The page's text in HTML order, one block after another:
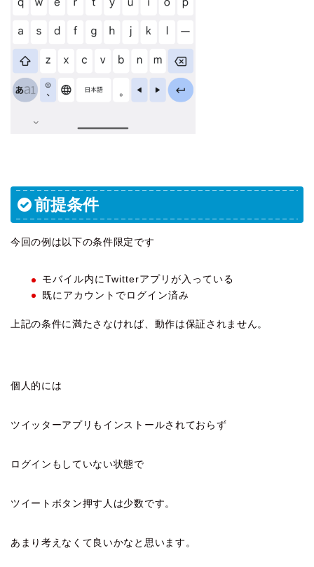
前提条件
今回の例は以下の条件限定です
モバイル内にTwitterアプリが入っている
既にアカウントでログイン済み
上記の条件に満たさなければ、動作は保証されません。
個人的には
ツイッターアプリもインストールされておらず
ログインもしていない状態で
ツイートボタン押す人は少数です。
あまり考えなくて良いかなと思います。